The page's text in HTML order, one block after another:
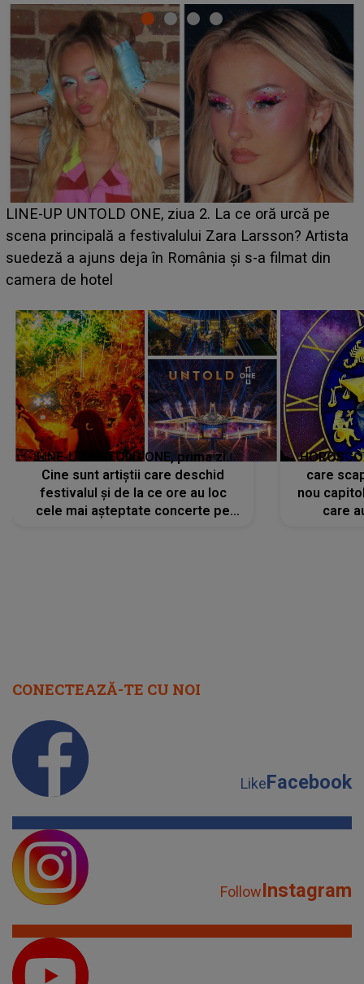
Ce a dezvăluit noua concurentă din "Casa Iubirii" l-a
luat prin surprindere pe Emanuel. CINE ESTE
BĂIATUL VIZAT de Alexandra?! Aflându-se în fața
faptului împlinit, A RECUNOSCUT IMEDIAT: "Am
LINE-UP UNTOLD ONE, prima zi.
Cine sunt artiștii care deschid
festivalul și de la ce ore au loc
cele mai așteptate concerte pe
care
nou
care
CONECTEAZĂ-TE CU NOI
LikeFacebook
FollowInstagram